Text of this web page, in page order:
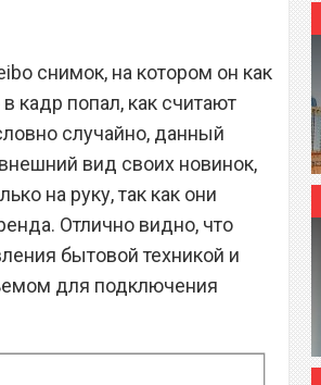
снимок, на котором он как
кадр попал, как считают
случайно, данный
вид своих новинок,
на руку, так как они
Отлично видно, что
бытовой техникой и
для подключения